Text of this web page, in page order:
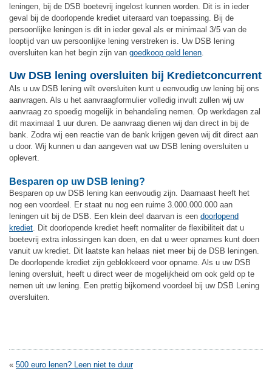
leningen, bij de DSB boetevrij ingelost kunnen worden. Dit is in ieder
geval bij de doorlopende krediet uiteraard van toepassing. Bij de
persoonlijke leningen is dit in ieder geval als er minimaal 3/5 van de
looptijd van uw persoonlijke lening verstreken is. Uw DSB lening
oversluiten kan het begin zijn van goedkoop geld lenen
Uw DSB lening oversluiten bij Kredietconcurrent
Als u uw DSB lening wilt oversluiten kunt u eenvoudig uw lening bij ons
aanvragen. Als u het aanvraagformulier volledig invult zullen wij uw
aanvraag zo spoedig mogelijk in behandeling nemen. Op werkdagen zal
dit maximaal 1 uur duren. De aanvraag dienen wij dan direct in bij de
bank. Zodra wij een reactie van de bank krijgen geven wij dit direct aan
u door. Wij kunnen u dan aangeven wat uw DSB lening oversluiten u
oplevert.
Besparen op uw DSB lening?
Besparen op uw DSB lening kan eenvoudig zijn. Daarnaast heeft het
nog een voordeel. Er staat nu nog een ruime 3.000.000.000 aan
leningen uit bij de DSB. Een klein deel daarvan is een doorlopend
krediet . Dit doorlopende krediet heeft normaliter de flexibiliteit dat u
boetevrij extra inlossingen kan doen, en dat u weer opnames kunt doen
vanuit uw krediet. Dit laatste kan helaas niet meer bij de DSB leningen.
De doorlopende krediet zijn geblokkeerd voor opname. Als u uw DSB
lening oversluit, heeft u direct weer de mogelijkheid om ook geld op te
nemen uit uw lening. Een prettig bijkomend voordeel bij uw DSB Lening
oversluiten.
« 500 euro lenen? Leen niet te duur